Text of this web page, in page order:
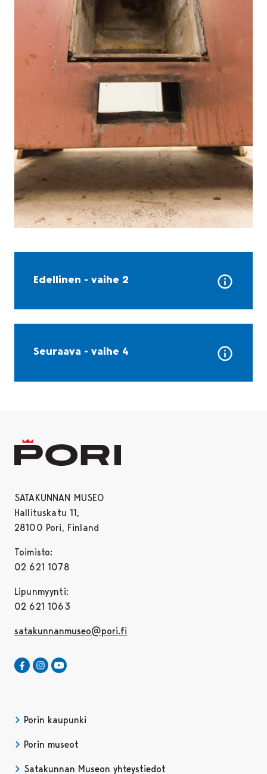
Edellinen - vaihe 2
Seuraava - vaihe 4
SATAKUNNAN MUSEO
Hallituskatu 11,
28100 Pori, Finland
Toimisto:
02 621 1078
Lipunmyynti:
02 621 1063
satakunnanmuseo@pori.fi
Satakunnan Museo Facebookissa
Avautuu uudessa välilehdessä
Satakunnan Museo Instagrammissa
Avautuu uudessa välilehdessä
Porin kaupunki
Porin museot
Satakunnan Museon yhteystiedot